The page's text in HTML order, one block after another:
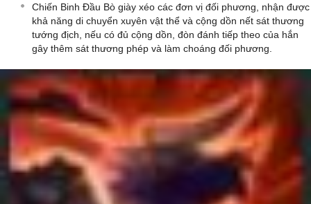
Chiến Binh Đầu Bò giày xéo các đơn vị đối phương, nhận được
khả năng di chuyển xuyên vật thể và cộng dồn nết sát thương
tướng địch, nếu có đủ cộng dồn, đòn đánh tiếp theo của hắn
gây thêm sát thương phép và làm choáng đối phương.